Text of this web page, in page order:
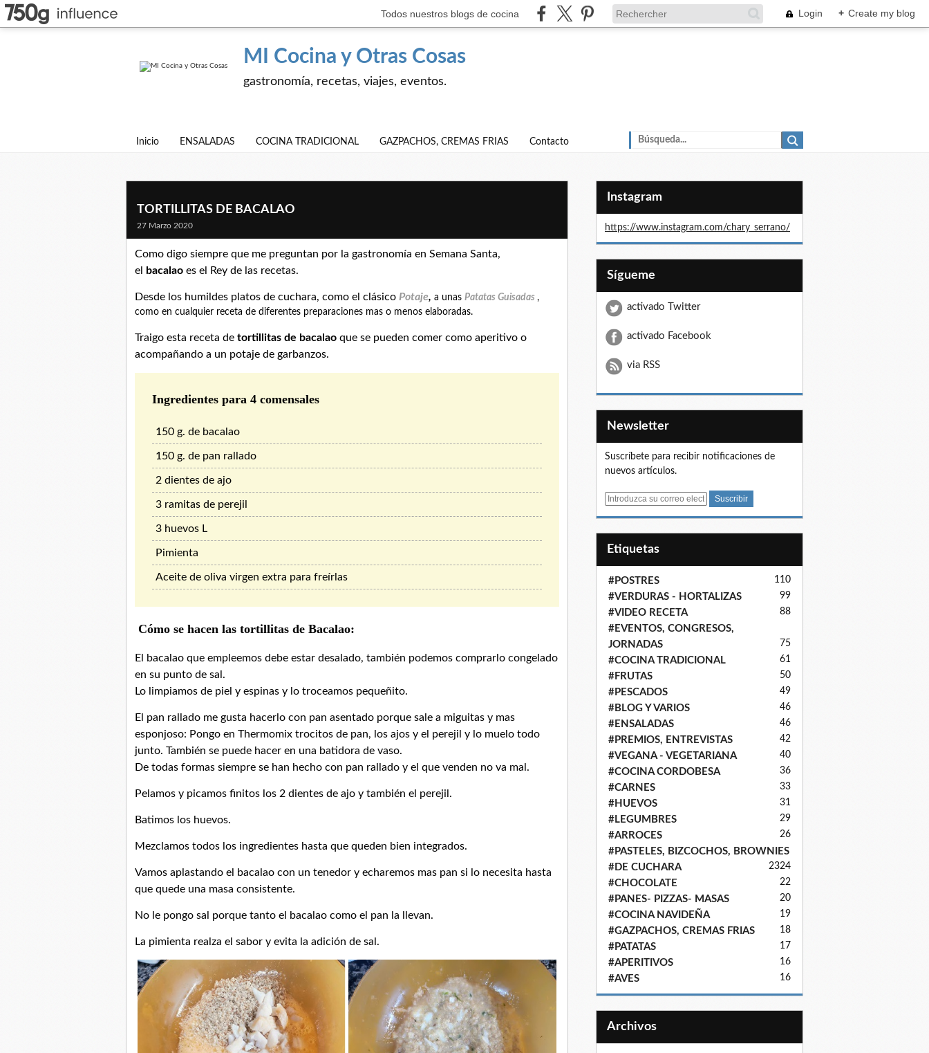
Todos nuestros blogs de cocina Login + Create my blog
MI Cocina y Otras Cosas
gastronomía, recetas, viajes, eventos.
Inicio ENSALADAS COCINA TRADICIONAL GAZPACHOS, CREMAS FRIAS Contacto
TORTILLITAS DE BACALAO
27 Marzo 2020
Como digo siempre que me preguntan por la gastronomía en Semana Santa,
el
bacalao es el Rey de las recetas.
Desde los humildes platos de cuchara, como el clásico Potaje, a unas Patatas Guisadas ,
como en cualquier receta de diferentes preparaciones mas o menos elaboradas.
Traigo esta receta de tortillitas de bacalao que se pueden comer como aperitivo o
acompañando a un potaje de garbanzos.
Ingredientes para 4 comensales
150 g. de bacalao
150 g. de pan rallado
2 dientes de ajo
3 ramitas de perejil
3 huevos L
Pimienta
Aceite de oliva virgen extra para freírlas
Cómo se hacen las tortillitas de Bacalao:
El bacalao que empleemos debe estar desalado, también podemos comprarlo congelado
en su punto de sal.
Lo limpiamos de piel y espinas y lo troceamos pequeñito.
El pan rallado me gusta hacerlo con pan asentado porque sale a miguitas y mas
esponjoso: Pongo en Thermomix trocitos de pan, los ajos y el perejil y lo muelo todo
junto. También se puede hacer en una batidora de vaso.
De todas formas siempre se han hecho con pan rallado y el que venden no va mal.
Pelamos y picamos finitos los 2 dientes de ajo y también el perejil.
Batimos los huevos.
Mezclamos todos los ingredientes hasta que queden bien integrados.
Vamos aplastando el bacalao con un tenedor y echaremos mas pan si lo necesita hasta
que quede una masa consistente.
No le pongo sal porque tanto el bacalao como el pan la llevan.
La pimienta realza el sabor y evita la adición de sal.
Instagram
https://www.instagram.com/chary_serrano/
Sígueme
activado Twitter
activado Facebook
via RSS
Newsletter
Suscríbete para recibir notificaciones de
nuevos artículos.
E
Etiquetas
#POSTRES 110
#VERDURAS - HORTALIZAS 99
#VIDEO RECETA 88
#EVENTOS, CONGRESOS,
JORNADAS
75
#COCINA TRADICIONAL 61
#FRUTAS 50
#PESCADOS 49
#BLOG Y VARIOS 46
#ENSALADAS 46
#PREMIOS, ENTREVISTAS 42
#VEGANA - VEGETARIANA 40
#COCINA CORDOBESA 36
#CARNES 33
#HUEVOS 31
#LEGUMBRES 29
#ARROCES 26
#PASTELES, BIZCOCHOS, BROWNIES
24
#DE CUCHARA 23
#CHOCOLATE 22
#PANES- PIZZAS- MASAS 20
#COCINA NAVIDEÑA 19
#GAZPACHOS, CREMAS FRIAS 18
#PATATAS 17
#APERITIVOS 16
#AVES 16
Archivos